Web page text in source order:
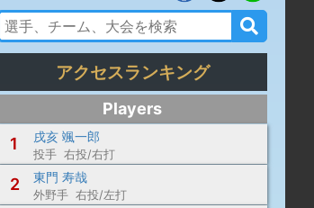
アクセスランキング
Players
1
戌亥 颯一郎
投手 右投/右打
2 東門 寿哉
外野手 右投/左打